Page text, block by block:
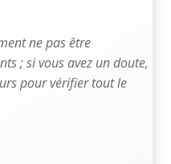
ne pas être
; si vous avez un doute,
pour vérifier tout le